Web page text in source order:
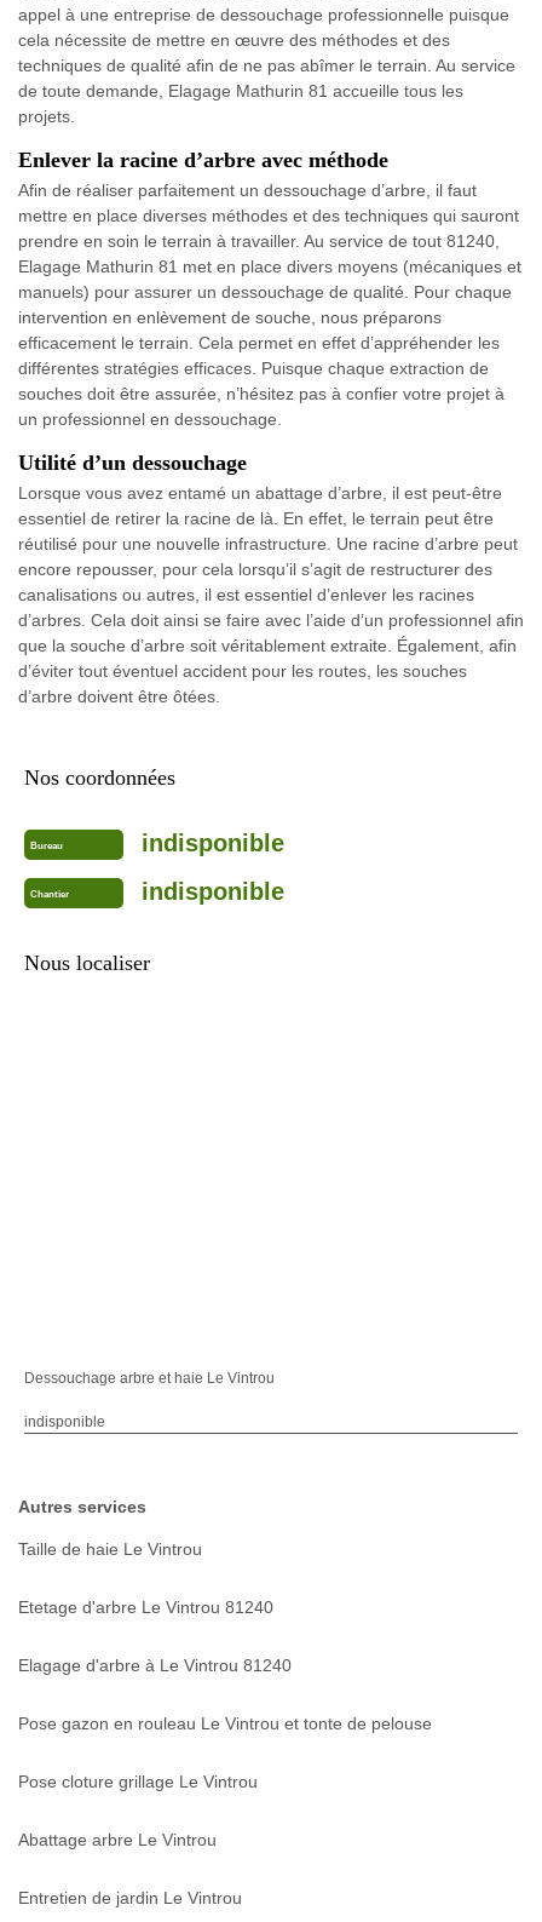
appel à une entreprise de dessouchage professionnelle puisque
cela nécessite de mettre en œuvre des méthodes et des
techniques de qualité afin de ne pas abîmer le terrain. Au service
de toute demande, Elagage Mathurin 81 accueille tous les
projets.
Enlever la racine d’arbre avec méthode
Afin de réaliser parfaitement un dessouchage d’arbre, il faut
mettre en place diverses méthodes et des techniques qui sauront
prendre en soin le terrain à travailler. Au service de tout 81240,
Elagage Mathurin 81 met en place divers moyens (mécaniques et
manuels) pour assurer un dessouchage de qualité. Pour chaque
intervention en enlèvement de souche, nous préparons
efficacement le terrain. Cela permet en effet d’appréhender les
différentes stratégies efficaces. Puisque chaque extraction de
souches doit être assurée, n’hésitez pas à confier votre projet à
un professionnel en dessouchage.
Utilité d’un dessouchage
Lorsque vous avez entamé un abattage d’arbre, il est peut-être
essentiel de retirer la racine de là. En effet, le terrain peut être
réutilisé pour une nouvelle infrastructure. Une racine d’arbre peut
encore repousser, pour cela lorsqu’il s’agit de restructurer des
canalisations ou autres, il est essentiel d’enlever les racines
d’arbres. Cela doit ainsi se faire avec l’aide d’un professionnel afin
que la souche d’arbre soit véritablement extraite. Également, afin
d’éviter tout éventuel accident pour les routes, les souches
d’arbre doivent être ôtées.
Nos coordonnées
Bureau indisponible
Chantier indisponible
Nous localiser
Dessouchage arbre et haie Le Vintrou
indisponible
Autres services
Taille de haie Le Vintrou
Etetage d'arbre Le Vintrou 81240
Elagage d'arbre à Le Vintrou 81240
Pose gazon en rouleau Le Vintrou et tonte de pelouse
Pose cloture grillage Le Vintrou
Abattage arbre Le Vintrou
Entretien de jardin Le Vintrou